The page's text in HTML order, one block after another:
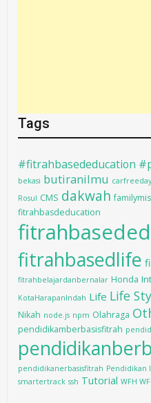
Tags
#fitrahbasededucation
bekasi butiranilmu
Rosul CMS dakwah
fitrahbasdeducation
fitrahbasedlife
fitrahbelajardanbernalar Honda
KotaHarapanIndah Life Life
Nikah node.js npm Olahraga
pendidikamberbasisfitrah
pendidikanerbasisfitrah Pendidikan
smartertrack ssh Tutorial WFH